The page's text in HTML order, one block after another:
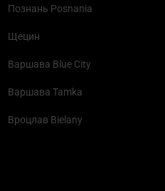
Познань Posnania
Щецин
Варшава Blue City
Варшава Tamka
Вроцлав Bielany